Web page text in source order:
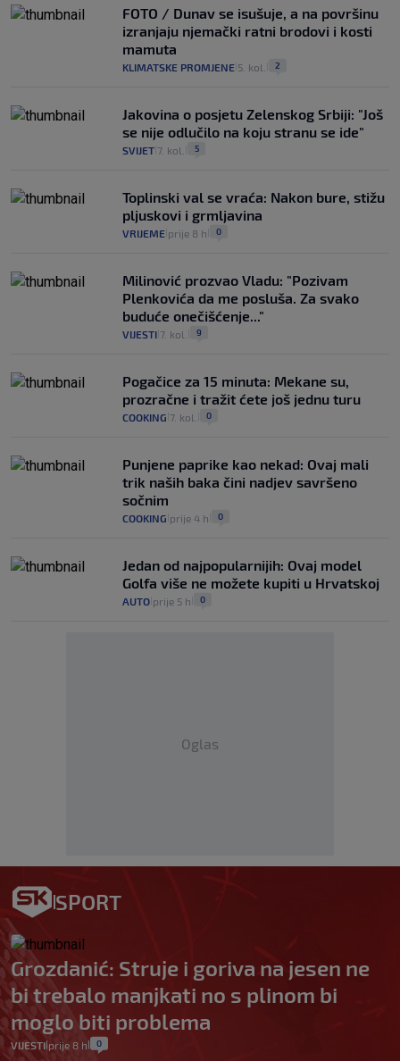
FOTO / Dunav se isušuje, a na površinu
izranjaju njemački ratni brodovi i kosti
mamuta
KLIMATSKE PROMJENE 5. kol. 2
Jakovina o posjetu Zelenskog Srbiji: "Još
se nije odlučilo na koju stranu se ide"
SVIJET 7. kol. 5
Toplinski val se vraća: Nakon bure, stižu
pljuskovi i grmljavina
VRIJEME prije 8 h 0
Milinović prozvao Vladu: "Pozivam
Plenkovića da me posluša. Za svako
buduće onečišćenje..."
VIJESTI 7. kol. 9
Pogačice za 15 minuta: Mekane su,
prozračne i tražit ćete još jednu turu
COOKING 7. kol. 0
Punjene paprike kao nekad: Ovaj mali
trik naših baka čini nadjev savršeno
sočnim
COOKING prije 4 h 0
Jedan od najpopularnijih: Ovaj model
Golfa više ne možete kupiti u Hrvatskoj
AUTO prije 5 h 0
Oglas
SPORT
Grozdanić: Struje i goriva na jesen ne
bi trebalo manjkati no s plinom bi
moglo biti problema
VIJESTI| prije 8 h 0